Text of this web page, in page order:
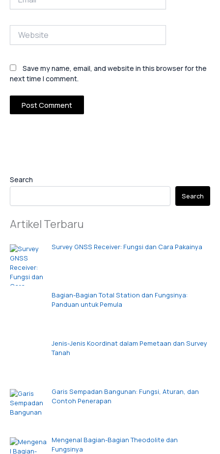
Search
Search
Artikel Terbaru
Survey GNSS Receiver: Fungsi dan Cara Pakainya
Bagian-Bagian Total Station dan Fungsinya:
Panduan untuk Pemula
Jenis-Jenis Koordinat dalam Pemetaan dan Survey
Tanah
Garis Sempadan Bangunan: Fungsi, Aturan, dan
Contoh Penerapan
Mengenal Bagian-Bagian Theodolite dan
Fungsinya
Save my name, email, and website in this browser for the
next time I comment.